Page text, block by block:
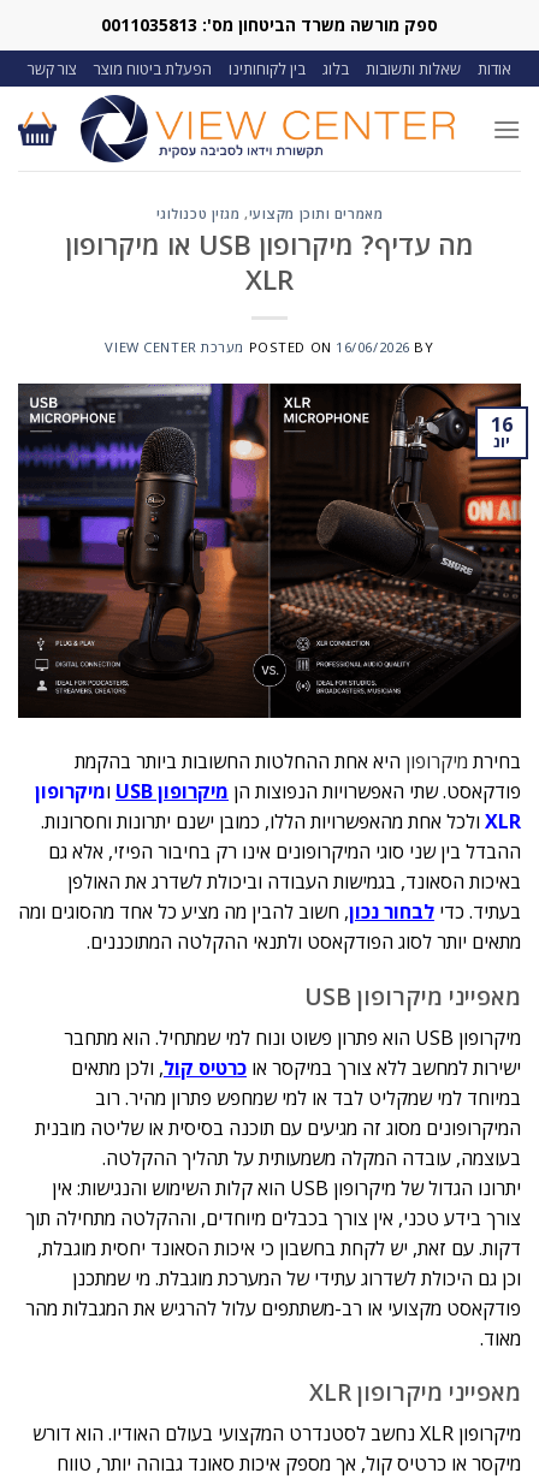
content
ספק מורשה משרד הביטחון מס': 0011035813
אודות שאלות ותשובות בלוג בין לקוחותינו הפעלת ביטוח מוצר צור קשר
מאמרים ותוכן מקצועי, מגזין טכנולוגי
מה עדיף? מיקרופון USB או מיקרופון
XLR
POSTED ON 16/06/2026 BY מערכת VIEW CENTER
16
יונ
בחירת מיקרופון היא אחת ההחלטות החשובות ביותר בהקמת
פודקאסט. שתי האפשרויות הנפוצות הן מיקרופון USB ומיקרופון
XLR ולכל אחת מהאפשרויות הללו, כמובן ישנם יתרונות וחסרונות.
ההבדל בין שני סוגי המיקרופונים אינו רק בחיבור הפיזי, אלא גם
באיכות הסאונד, בגמישות העבודה וביכולת לשדרג את האולפן
בעתיד. כדי לבחור נכון, חשוב להבין מה מציע כל אחד מהסוגים ומה
מתאים יותר לסוג הפודקאסט ולתנאי ההקלטה המתוכננים.
מאפייני מיקרופון USB
מיקרופון USB הוא פתרון פשוט ונוח למי שמתחיל. הוא מתחבר
ישירות למחשב ללא צורך במיקסר או כרטיס קול, ולכן מתאים
במיוחד למי שמקליט לבד או למי שמחפש פתרון מהיר. רוב
המיקרופונים מסוג זה מגיעים עם תוכנה בסיסית או שליטה מובנית
בעוצמה, עובדה המקלה משמעותית על תהליך ההקלטה.
יתרונו הגדול של מיקרופון USB הוא קלות השימוש והנגישות: אין
צורך בידע טכני, אין צורך בכבלים מיוחדים, וההקלטה מתחילה תוך
דקות. עם זאת, יש לקחת בחשבון כי איכות הסאונד יחסית מוגבלת,
וכן גם היכולת לשדרוג עתידי של המערכת מוגבלת. מי שמתכנן
פודקאסט מקצועי או רב-משתתפים עלול להרגיש את המגבלות מהר
מאוד.
מאפייני מיקרופון XLR
מיקרופון XLR נחשב לסטנדרט המקצועי בעולם האודיו. הוא דורש
מיקסר או כרטיס קול, אך מספק איכות סאונד גבוהה יותר, טווח